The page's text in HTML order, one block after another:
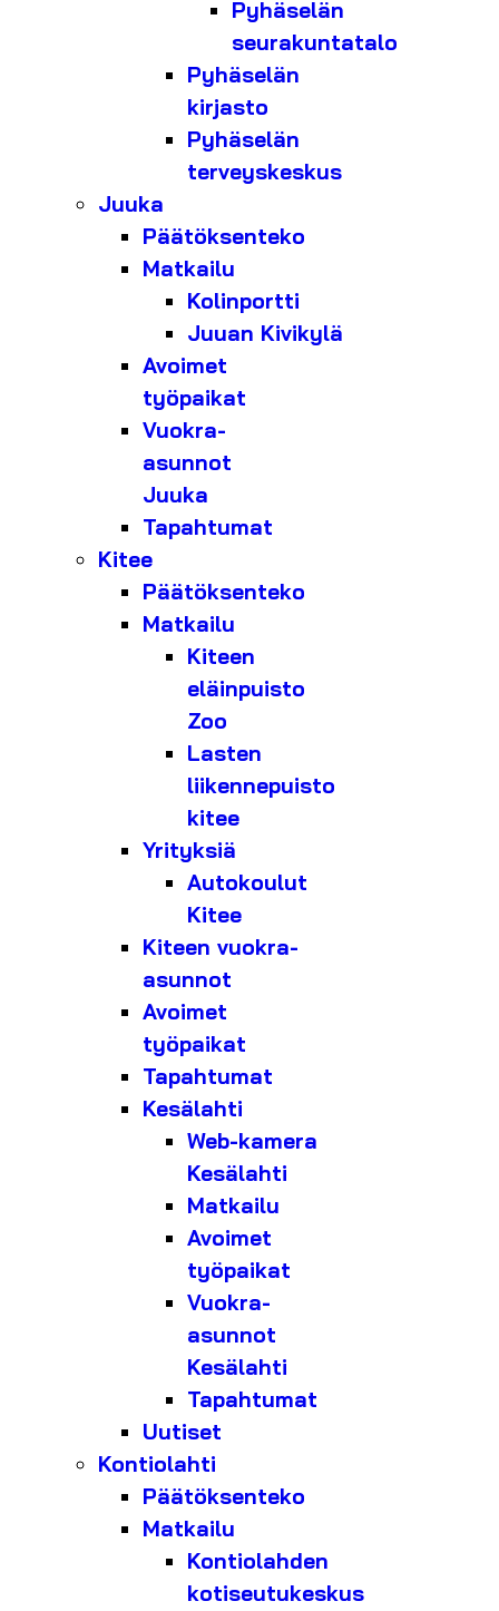
Pyhäselän
seurakuntatalo
Pyhäselän
kirjasto
Pyhäselän
terveyskeskus
Juuka
Päätöksenteko
Matkailu
Kolinportti
Juuan Kivikylä
Avoimet
työpaikat
Vuokra-
asunnot
Juuka
Tapahtumat
Kitee
Päätöksenteko
Matkailu
Kiteen
eläinpuisto
Zoo
Lasten
liikennepuisto
kitee
Yrityksiä
Autokoulut
Kitee
Kiteen vuokra-
asunnot
Avoimet
työpaikat
Tapahtumat
Kesälahti
Web-kamera
Kesälahti
Matkailu
Avoimet
työpaikat
Vuokra-
asunnot
Kesälahti
Tapahtumat
Uutiset
Kontiolahti
Päätöksenteko
Matkailu
Kontiolahden
kotiseutukeskus